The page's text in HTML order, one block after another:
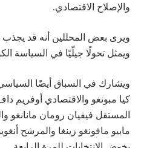
والإصلاح الاقتصادي.
ويرى بعض المحللين أنه قد
ويمثل تحولًا جيلّيًا في السياسة
ويشارك في السباق أيضًا
كيا مبونغو والاقتصادي أوفريم
المستقل فيفيان رومان مانانغو
مابيو مافونغو زينغا والمرشح